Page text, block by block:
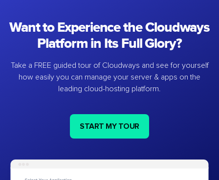
Want to Experience the Cloudways
Platform in Its Full Glory?
Take a FREE guided tour of Cloudways and see for yourself
how easily you can manage your server & apps on the
leading cloud-hosting platform.
START MY TOUR